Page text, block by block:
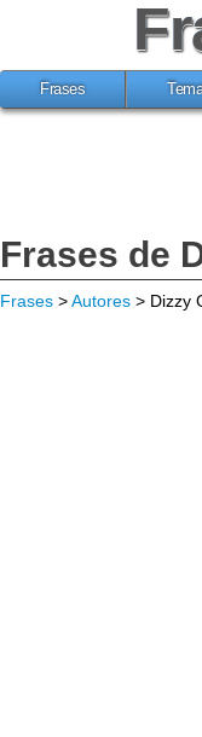
Frases
Frases de
Frases >Autores > Dizzy